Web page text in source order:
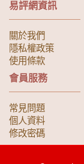
易評網資訊
關於我們
隱私權政策
使用條款
會員服務
常見問題
個人資料
修改密碼